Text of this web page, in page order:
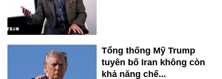
Tổng thống Mỹ Trump
tuyên bố Iran không còn
khả năng chế...